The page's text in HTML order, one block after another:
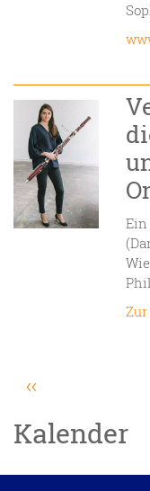
Ein
Zur
Vorherige
‹‹
Kalender